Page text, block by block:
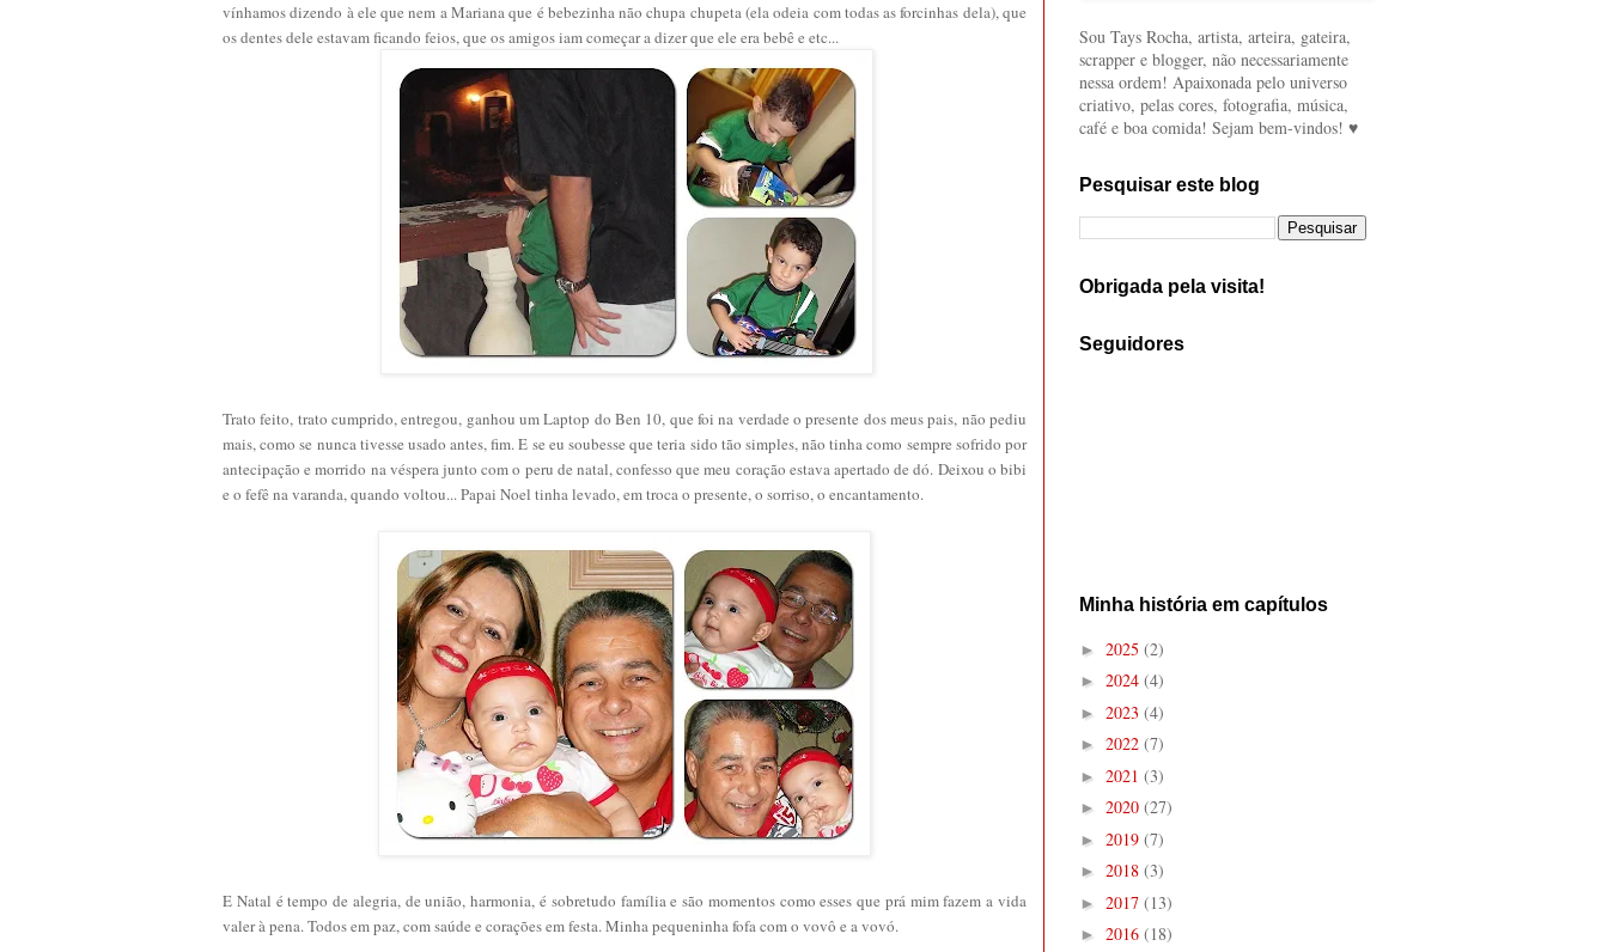
vínhamos dizendo à ele que nem a Mariana que é bebezinha não chupa chupeta (ela odeia com todas as forcinhas dela), que
os dentes dele estavam ficando feios, que os amigos iam começar a dizer que ele era bebê e etc...
Trato feito, trato cumprido, entregou, ganhou um Laptop do Ben 10, que foi na verdade o presente dos meus pais, não pediu
mais, como se nunca tivesse usado antes, fim. E se eu soubesse que teria sido tão simples, não tinha como sempre sofrido por
antecipação e morrido na véspera junto com o peru de natal, confesso que meu coração estava apertado de dó. Deixou o bibi
e o fefê na varanda, quando voltou... Papai Noel tinha levado, em troca o presente, o sorriso, o encantamento.
E Natal é tempo de alegria, de união, harmonia, é sobretudo família e são momentos como esses que prá mim fazem a vida
valer à pena. Todos em paz, com saúde e corações em festa. Minha pequeninha fofa com o vovô e a vovó.
Sou Tays Rocha, artista, arteira, gateira,
scrapper e blogger, não necessariamente
nessa ordem! Apaixonada pelo universo
criativo, pelas cores, fotografia, música,
café e boa comida! Sejam bem-vindos! ♥
Pesquisar este blog
Obrigada pela visita!
Seguidores
Minha história em capítulos
► 2025 (2)
► 2024 (4)
► 2023 (4)
► 2022 (7)
► 2021 (3)
► 2020 (27)
► 2019 (7)
► 2018 (3)
► 2017 (13)
► 2016 (18)